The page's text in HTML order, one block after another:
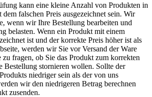
kann eine kleine Anzahl von Produkten in
falschen Preis ausgezeichnet sein. Wir
wenn wir Ihre Bestellung bearbeiten und
belasten. Wenn ein Produkt mit einem
ist und der korrekte Preis höher ist als
werden wir Sie vor Versand der Ware
fragen, ob Sie das Produkt zum korrekten
Bestellung stornieren wollen. Sollte der
niedriger sein als der von uns
wir den niedrigeren Betrag berechnen
zusenden.